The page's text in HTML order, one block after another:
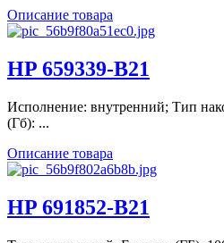
Описание товара
HP 659339-B21
Исполнение: внутренний; Тип
(Гб): ...
Описание товара
HP 691852-B21